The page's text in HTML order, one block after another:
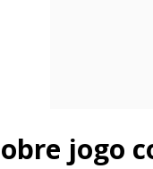
jogo